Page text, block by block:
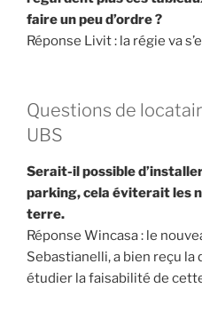
faire un peu d’ordre ?
Réponse Livit : la régie va
Questions de
UBS
Serait-il possible
parking, cela éviterait les
terre.
Réponse Wincasa : le
Sebastianelli, a bien reçu
étudier la faisabilité de